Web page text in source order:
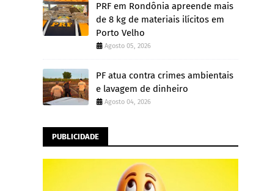
PRF em Rondônia apreende mais
de 8 kg de materiais ilícitos em
Porto Velho
Agosto 05, 2026
PF atua contra crimes ambientais
e lavagem de dinheiro
Agosto 04, 2026
PUBLICIDADE